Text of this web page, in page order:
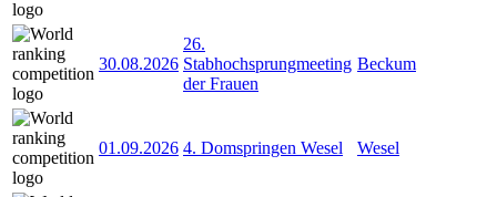
30.08.2026
26.
Stabhochsprungmeeting
der Frauen
Beckum
01.09.2026 4. Domspringen Wesel Wesel